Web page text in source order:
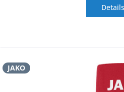
Details
JAKO